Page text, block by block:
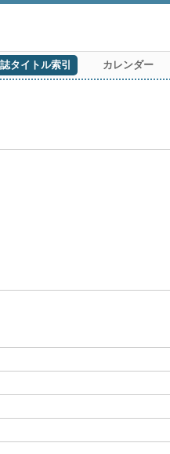
タイトル索引 カレンダー